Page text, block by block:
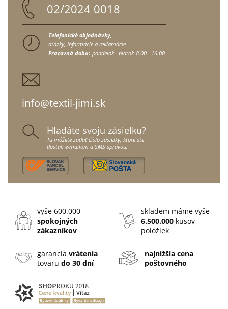
02/2024 0018
Telefonické objednávky,
otázky, informácie a reklamácie
Pracovná doba: pondelok - piatok 8.00 - 16.00
info@textil-jimi.sk
Hladáte svoju zásielku?
Tu môžete zadať číslo zásielky, ktoré ste
dostali e-mailom a SMS správou.
vyše 600.000
spokojných
zákazníkov
skladem máme vyše
6.500.000 kusov
položiek
garanciavrátenia
tovarudo 30 dní
najnižšia cena
poštovného